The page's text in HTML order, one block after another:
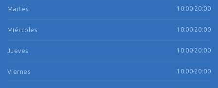
Martes 10:00-20:00
Miércoles 10:00-20:00
Jueves 10:00-20:00
Viernes 10:00-20:00